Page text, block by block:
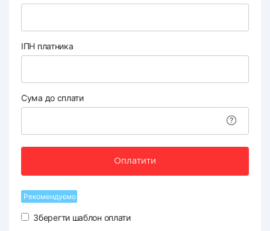
ІПН платника
Сума до сплати
Оплатити
Рекомендуємо
Зберегти шаблон оплати